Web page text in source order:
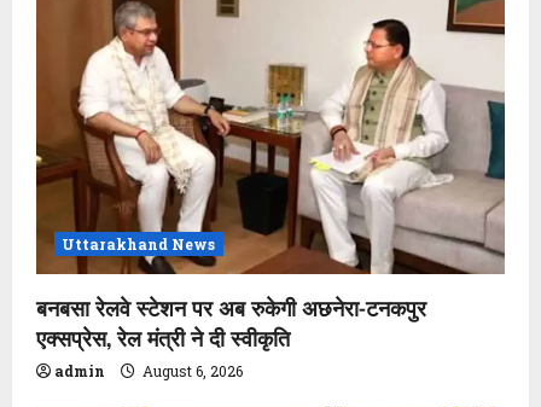
Uttarakhand News
बनबसा रेलवे स्टेशन पर अब रुकेगी अछनेरा-टनकपुर
एक्सप्रेस, रेल मंत्री ने दी स्वीकृति
admin August 6, 2026